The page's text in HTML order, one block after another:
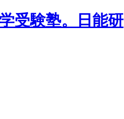
受験塾。日能研